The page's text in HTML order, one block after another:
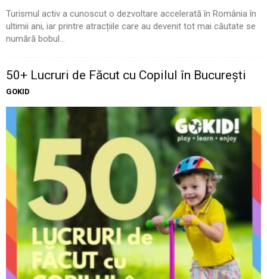
Turismul activ a cunoscut o dezvoltare accelerată în România în
ultimii ani, iar printre atracțiile care au devenit tot mai căutate se
numără bobul...
50+ Lucruri de Făcut cu Copilul în București
GOKID